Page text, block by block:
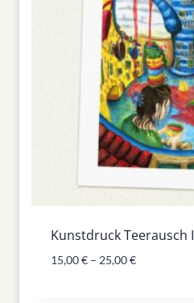
Kunstdruck Teerausch I
15,00€ – 25,00€